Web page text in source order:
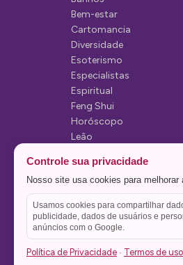
P
o
s
t
Bem-estar
Cartomancia
Diversidade
Esoterismo
Especialistas
Espiritual
Feng Shui
Horóscopo
Leão
Mediunidade
Mensagens
Controle sua privacidade
Nosso site usa cookies para melhorar
Usamos cookies para compartilhar
publicidade, dados de usuários e
anúncios com o Google.
Política de Privacidade · Termos de uso